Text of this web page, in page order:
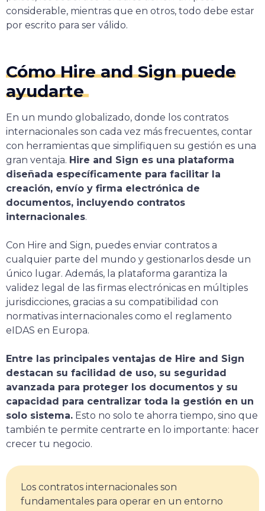
considerable, mientras que en otros, todo debe estar
por escrito para ser válido.
Cómo Hire and Sign puede
ayudarte
En un mundo globalizado, donde los contratos
internacionales son cada vez más frecuentes, contar
con herramientas que simplifiquen su gestión es una
gran ventaja. Hire and Sign es una plataforma
diseñada específicamente para facilitar la
creación, envío y firma electrónica de
documentos, incluyendo contratos
internacionales.
Con Hire and Sign, puedes enviar contratos a
cualquier parte del mundo y gestionarlos desde un
único lugar. Además, la plataforma garantiza la
validez legal de las firmas electrónicas en múltiples
jurisdicciones, gracias a su compatibilidad con
normativas internacionales como el reglamento
eIDAS en Europa.
Entre las principales ventajas de Hire and Sign
destacan su facilidad de uso, su seguridad
avanzada para proteger los documentos y su
capacidad para centralizar toda la gestión en un
solo sistema. Esto no solo te ahorra tiempo, sino que
también te permite centrarte en lo importante: hacer
crecer tu negocio.
Los contratos internacionales son
fundamentales para operar en un entorno